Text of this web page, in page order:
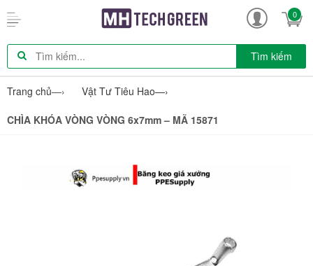
0
Tìm kiếm
Trang chủ—› Vật Tư Tiêu Hao—›
CHÌA KHÓA VÒNG VÒNG 6x7mm – MÃ 15871